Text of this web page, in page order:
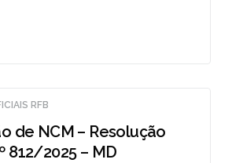
RFB
de NCM – Resolução
812/2025 – MD